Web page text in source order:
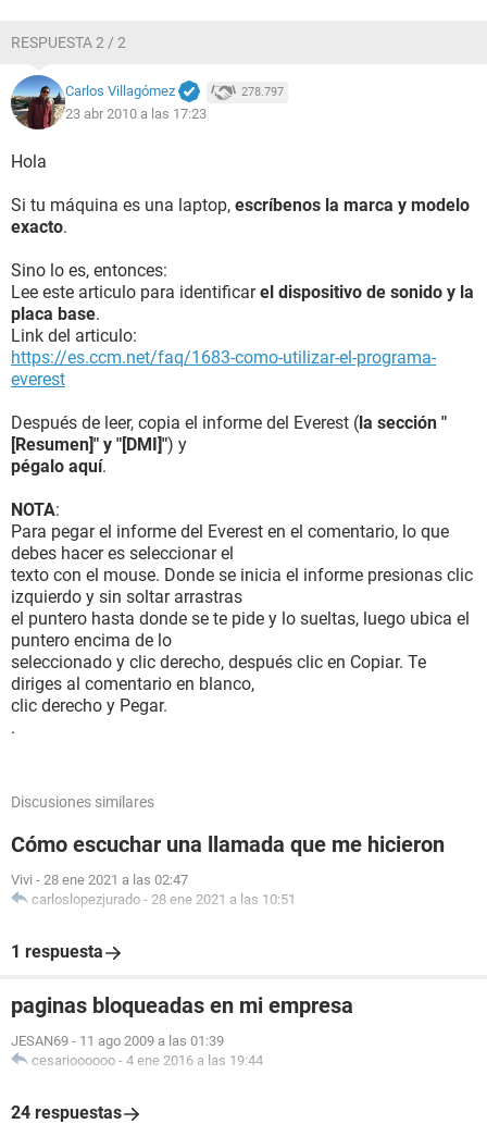
RESPUESTA 2 / 2
Carlos Villagómez 278.797
23 abr 2010 a las 17:23
Hola
Si tu máquina es una laptop, escríbenos la marca y modelo
exacto.
Sino lo es, entonces:
Lee este articulo para identificarel dispositivo de sonido y la
placa base.
Link del articulo:
https://es.ccm.net/faq/1683-como-utilizar-el-programa-
everest
Después de leer, copia el informe del Everest (la sección "
[Resumen]" y "[DMI]") y
pégalo aquí.
NOTA:
Para pegar el informe del Everest en el comentario, lo que
debes hacer es seleccionar el
texto con el mouse. Donde se inicia el informe presionas clic
izquierdo y sin soltar arrastras
el puntero hasta donde se te pide y lo sueltas, luego ubica el
puntero encima de lo
seleccionado y clic derecho, después clic en Copiar. Te
diriges al comentario en blanco,
clic derecho y Pegar.
.
Discusiones similares
Cómo escuchar una llamada que me hicieron
Vivi - 28 ene 2021 a las 02:47
carloslopezjurado - 28 ene 2021 a las 10:51
1 respuesta
paginas bloqueadas en mi empresa
JESAN69 - 11 ago 2009 a las 01:39
cesarioooooo - 4 ene 2016 a las 19:44
24 respuestas